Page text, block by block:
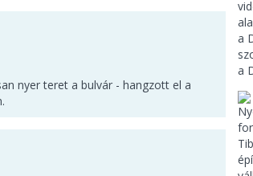
nyer teret a bulvár - hangzott el a